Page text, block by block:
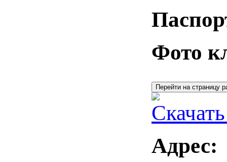
Фото
Перейти на страницу
Адрес: